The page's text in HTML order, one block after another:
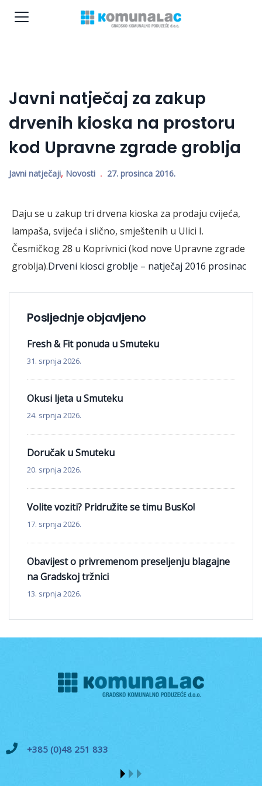
Javni natječaj za zakup
drvenih kioska na prostoru
kod Upravne zgrade groblja
Javni natječaji, Novosti 27. prosinca 2016.
Daju se u zakup tri drvena kioska za prodaju cvijeća,
lampaša, svijeća i slično, smještenih u Ulici I.
Česmičkog 28 u Koprivnici (kod nove Upravne zgrade
groblja).Drveni kiosci groblje – natječaj 2016 prosinac
Posljednje objavljeno
Fresh & Fit ponuda u Smuteku
31. srpnja 2026.
Okusi ljeta u Smuteku
24. srpnja 2026.
Doručak u Smuteku
20. srpnja 2026.
Volite voziti? Pridružite se timu BusKo!
17. srpnja 2026.
Obavijest o privremenom preseljenju blagajne
na Gradskoj tržnici
13. srpnja 2026.
+385 (0)48 251 833